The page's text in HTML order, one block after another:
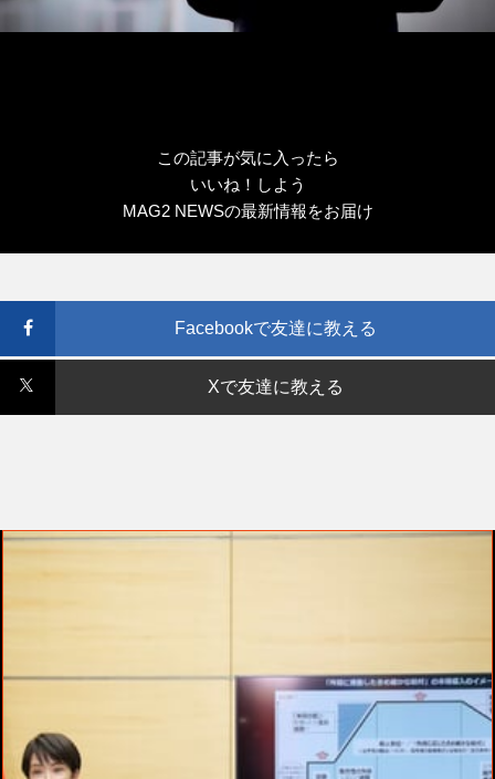
この記事が気に入ったら
いいね！しよう
MAG2 NEWSの最新情報をお届け
Facebookで友達に教える
Xで友達に教える